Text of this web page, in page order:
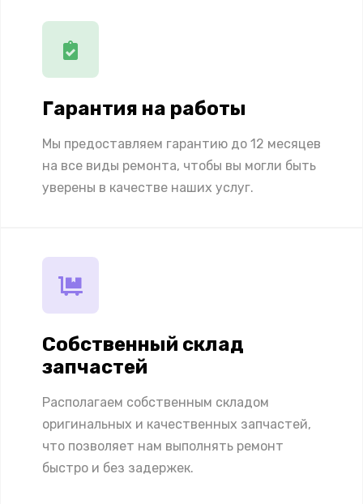
Гарантия на работы
Мы предоставляем гарантию до 12 месяцев
на все виды ремонта, чтобы вы могли быть
уверены в качестве наших услуг.
Собственный склад
запчастей
Располагаем собственным складом
оригинальных и качественных запчастей,
что позволяет нам выполнять ремонт
быстро и без задержек.